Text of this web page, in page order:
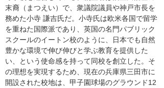
末裔（まつえい）で、衆議院議員や神戸市長を
務めた小寺 謙吉氏だ。小寺氏は欧米各国で留学
を重ねた国際派であり、英国の名門パブリック
スクールのイートン校のように、日本でも自然
豊かな環境で伸び伸びと学ぶ教育を提供した
い、という使命感を持って同校を創立した。そ
の理想を実現するため、現在の兵庫県三田市に
開設された校地は、甲子園球場のグラウンド12